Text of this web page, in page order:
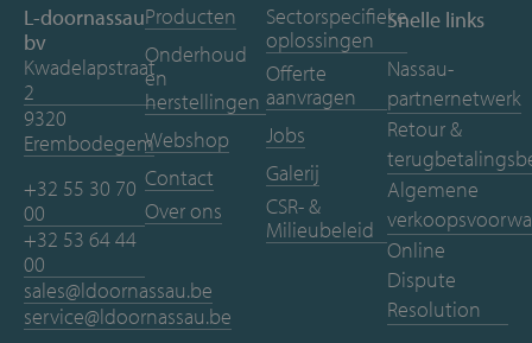
L-doornassau
bv
Kwadelapstraat
2
9320
Erembodegem
+32 55 30 70
00
+32 53 64 44
00
sales@ldoornassau.be
service@ldoornassau.be
Producten
Onderhoud
en
herstellingen
Webshop
Contact
Over ons
Sectorspecifieke
oplossingen
Offerte
aanvragen
Jobs
Galerij
CSR- &
Milieubeleid
Snelle links
Nassau-
partnernetwerk
Retour &
Algemene
Online
Dispute
Resolution